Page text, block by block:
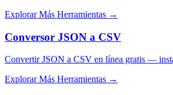
Explorar Más Herramientas →
Conversor JSON a CSV
Convertir JSON a CSV en línea gratis —
Explorar Más Herramientas →